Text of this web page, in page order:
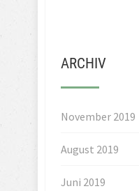
ARCHIV
November 2019
August 2019
Juni 2019